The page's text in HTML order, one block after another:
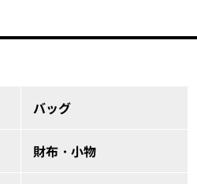
バッグ
財布・小物